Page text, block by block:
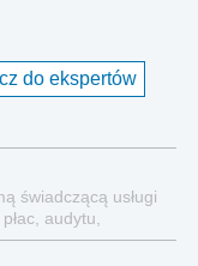
do ekspertów
świadczącą usługi
audytu,